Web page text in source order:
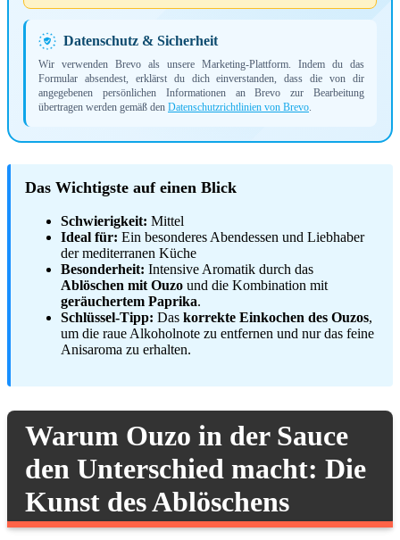
Datenschutz & Sicherheit
Wir verwenden Brevo als unsere Marketing-Plattform. Indem du das
Formular absendest, erklärst du dich einverstanden, dass die von dir
angegebenen persönlichen Informationen an Brevo zur Bearbeitung
übertragen werden gemäß den Datenschutzrichtlinien von Brevo.
Das Wichtigste auf einen Blick
Schwierigkeit: Mittel
Ideal für: Ein besonderes Abendessen und Liebhaber
der mediterranen Küche
Besonderheit: Intensive Aromatik durch das
Ablöschen mit Ouzo und die Kombination mit
geräuchertem Paprika.
Schlüssel-Tipp: Das korrekte Einkochen des Ouzos,
um die raue Alkoholnote zu entfernen und nur das feine
Anisaroma zu erhalten.
Warum Ouzo in der Sauce
den Unterschied macht: Die
Kunst des Ablöschens